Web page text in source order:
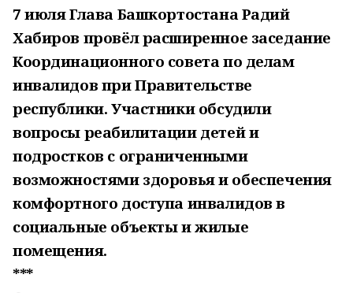
7 июля Глава Башкортостана Радий
Хабиров провёл расширенное заседание
Координационного совета по делам
инвалидов при Правительстве
республики. Участники обсудили
вопросы реабилитации детей и
подростков с ограниченными
возможностями здоровья и обеспечения
комфортного доступа инвалидов в
социальные объекты и жилые
помещения.
***